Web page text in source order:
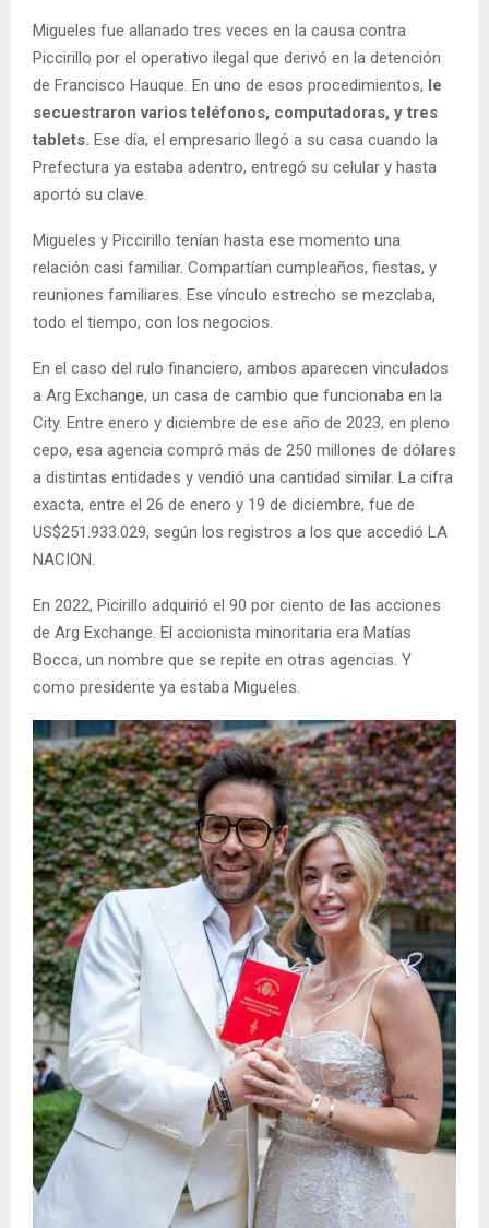
Migueles fue allanado tres veces en la causa contra
Piccirillo por el operativo ilegal que derivó en la detención
de Francisco Hauque. En uno de esos procedimientos, le
secuestraron varios teléfonos, computadoras, y tres
tablets. Ese día, el empresario llegó a su casa cuando la
Prefectura ya estaba adentro, entregó su celular y hasta
aportó su clave.
Migueles y Piccirillo tenían hasta ese momento una
relación casi familiar. Compartían cumpleaños, fiestas, y
reuniones familiares. Ese vínculo estrecho se mezclaba,
todo el tiempo, con los negocios.
En el caso del rulo financiero, ambos aparecen vinculados
a Arg Exchange, un casa de cambio que funcionaba en la
City. Entre enero y diciembre de ese año de 2023, en pleno
cepo, esa agencia compró más de 250 millones de dólares
a distintas entidades y vendió una cantidad similar. La cifra
exacta, entre el 26 de enero y 19 de diciembre, fue de
US$251.933.029, según los registros a los que accedió LA
NACION.
En 2022, Picirillo adquirió el 90 por ciento de las acciones
de Arg Exchange. El accionista minoritaria era Matías
Bocca, un nombre que se repite en otras agencias. Y
como presidente ya estaba Migueles.